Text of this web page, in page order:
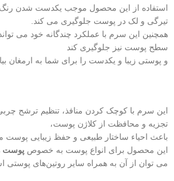
استفاده از این محصول موجب یکدست شدن رنگ
تیرگی و لک در پوست جلوگیری می‌ کند.
همچنین این سرم با عملکرد چندگانه خود می‌
سطح پوست نیز جلوگیری کند
و پوستی زیبا و یکدست را برای شما به ارمغان
اين سرم با کوچک کردن منافذ، تنظيم ترشح
تجزيه و محافظت از کلاژن پوست،
باعث احياء ساختار طبيعی و حفظ زيبايی پوست
این محصول برای انواع پوست به خصوص پوست‌
می‌ توان از آن به همراه سایر روتین‌های پوستی